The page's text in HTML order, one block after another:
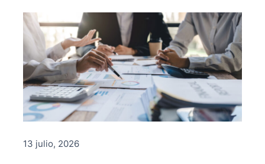
13 julio, 2026